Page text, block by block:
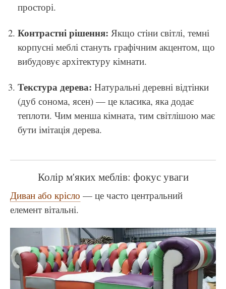
просторі.
Контрастні рішення: Якщо стіни світлі, темні
корпусні меблі стануть графічним акцентом, що
вибудовує архітектуру кімнати.
Текстура дерева: Натуральні деревні відтінки
(дуб сонома, ясен) — це класика, яка додає
теплоти. Чим менша кімната, тим світлішою має
бути імітація дерева.
Колір м'яких меблів: фокус уваги
Диван або крісло — це часто центральний
елемент вітальні.